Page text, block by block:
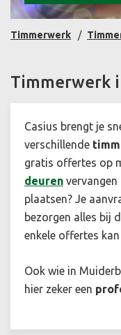
Timmerwerk
Timmerwerk
Casius brengt je
verschillende
gratis offertes op
deuren vervangen
plaatsen? Je
bezorgen alles bij
enkele offertes
Ook wie in
hier zeker een